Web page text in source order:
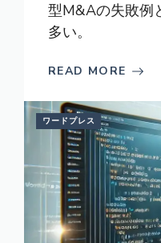
型M&Aの失敗例
多い。
READ MORE
ワードプレス